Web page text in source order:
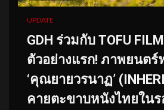
UPDATE
GDH ร่วมกับ TOFU
ตัวอย่างแรก! ภาพยนต
‘คุณยายวรนาฏ’
คายตะขาบหนังไทยใน